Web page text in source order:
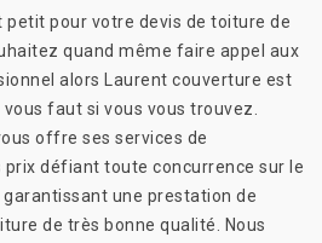
petit pour votre devis de toiture de
quand même faire appel aux
alors Laurent couverture est
vous faut si vous vous trouvez.
offre ses services de
défiant toute concurrence sur le
une prestation de
de très bonne qualité. Nous